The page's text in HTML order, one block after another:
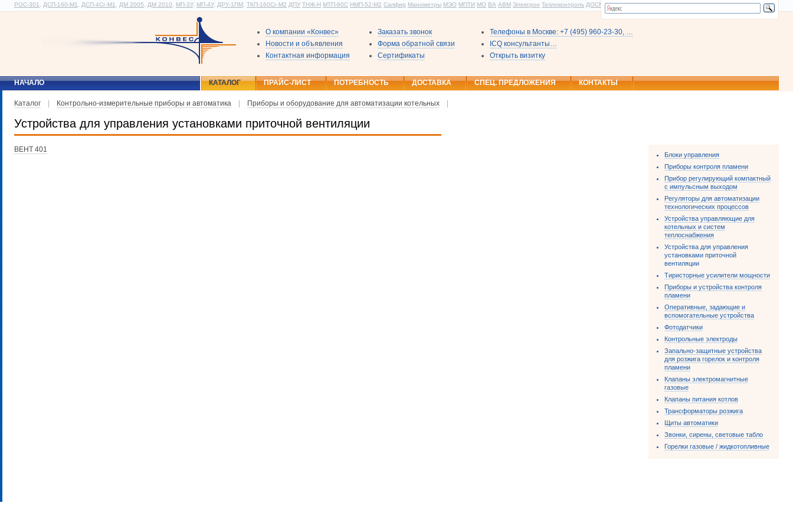
РОС-301 ДСП-160-М1 ДСП-4Сг-М1 ДМ 2005 ДМ 2010 МП-3У, МП-4У, ДРУ-1ПМ ТКП-160Сг-М2 ДПУ ТНЖ-Н МТП-60С НМП-52-М2 Сапфир Манометры МЭО МПТИ МО ВА АВМ Электрон Теплоконтроль ДОСМ
О компании «Конвес»
Новости и объявления
Контактная информация
Заказать звонок
Форма обратной связи
Сертификаты
Телефоны в Москве: +7 (495) 960-23-30, …
ICQ консультанты…
Открыть визитку
НАЧАЛО КАТАЛОГ ПРАЙС-ЛИСТ ПОТРЕБНОСТЬ ДОСТАВКА СПЕЦ. ПРЕДЛОЖЕНИЯ КОНТАКТЫ
Каталог Контрольно-измерительные приборы и автоматика Приборы и оборудование для автоматизации котельных
Устройства для управления установками приточной вентиляции
ВЕНТ 401
Блоки управления
Приборы контроля пламени
Прибор регулирующий компактный
с импульсным выходом
Регуляторы для автоматизации
технологических процессов
Устройства управляющие для
котельных и систем
теплоснабжения
Устройства для управления
установками приточной
вентиляции
Тиристорные усилители мощности
Приборы и устройства контроля
пламени
Оперативные, задающие и
вспомогательные устройства
Фотодатчики
Контрольные электроды
Запально-защитные устройства
для розжига горелок и контроля
пламени
Клапаны электромагнитные
газовые
Клапаны питания котлов
Трансформаторы розжига
Щиты автоматики
Звонки, сирены, световые табло
Горелки газовые / жидкотопливные